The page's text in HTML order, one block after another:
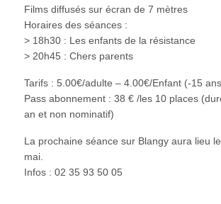
Films diffusés sur écran de 7 mètres
Horaires des séances :
> 18h30 : Les enfants de la résistance
> 20h45 : Chers parents
Tarifs : 5.00€/adulte – 4.00€/Enfant (-15
Pass abonnement : 38 € /les 10 places
an et non nominatif)
La prochaine séance sur Blangy aura lieu
mai.
Infos : 02 35 93 50 05